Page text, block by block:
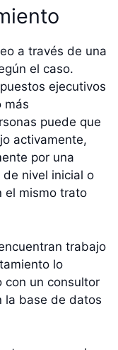
a través de una
el caso.
ejecutivos
más
puede que
activamente,
por una
nivel inicial o
el mismo trato
trabajo
lo
con un consultor
la base de datos